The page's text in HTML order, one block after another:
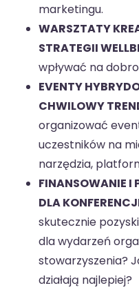
marketingu.
WARSZTATY
STRATEGII
wpływać na
EVENTY
CHWILOWY
organizować
uczestników na
narzędzia,
FINANSOWANIE I
DLA
skutecznie
dla wydarzeń
stowarzyszenia?
działają najlepiej?